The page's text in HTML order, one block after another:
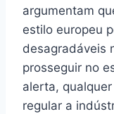
argumentam
estilo europeu
desagradáveis
prosseguir no
alerta,
regular a